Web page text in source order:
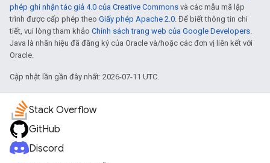
phép ghi nhận tác giả 4.0 của Creative Commons và các mẫu mã lập
trình được cấp phép theo Giấy phép Apache 2.0. Để biết thông tin chi
tiết, vui lòng tham khảo Chính sách trang web của Google Developers.
Java là nhãn hiệu đã đăng ký của Oracle và/hoặc các đơn vị liên kết với
Oracle.
Cập nhật lần gần đây nhất: 2026-07-11 UTC.
Stack Overflow
GitHub
Discord